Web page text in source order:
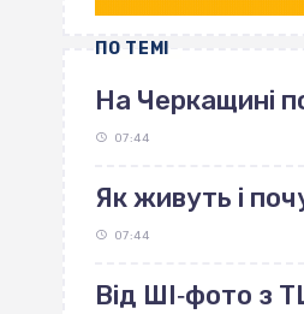
ПО ТЕМІ
На Черкащині
07:44
Як живуть і
07:44
Від ШІ‐фото з